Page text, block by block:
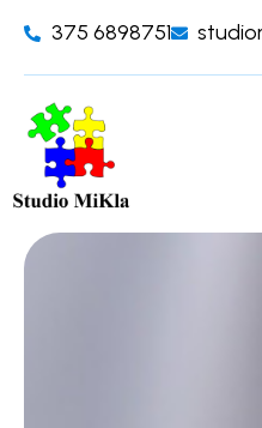
375 6898751